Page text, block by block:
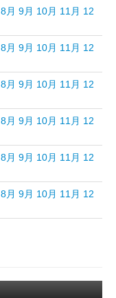
8月 9月 10月 11月 12
8月 9月 10月 11月 12
8月 9月 10月 11月 12
8月 9月 10月 11月 12
8月 9月 10月 11月 12
8月 9月 10月 11月 12